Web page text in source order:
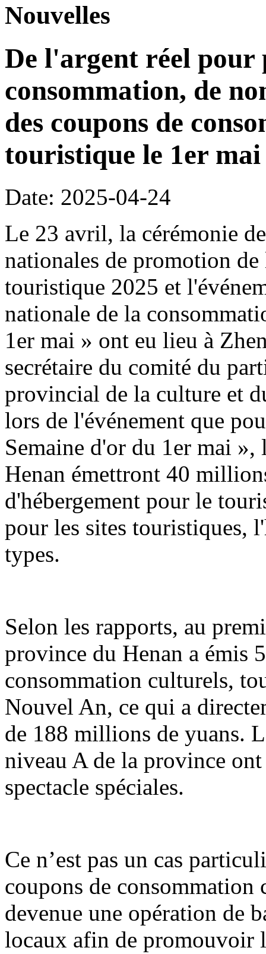
Nouvelles
De l'argent réel
consommation, de
des coupons de
touristique le 1er mai
Date: 2025-04-24
Le 23 avril, la cérémonie
nationales de promotion
touristique 2025 et
nationale de la
1er mai » ont eu lieu à
secrétaire du comité du
provincial de la culture et
lors de l'événement que
Semaine d'or du 1er mai
Henan émettront 40
d'hébergement pour le
pour les sites touristiques,
types.
Selon les rapports, au
province du Henan a émis
consommation culturels,
Nouvel An, ce qui a
de 188 millions de yuans.
niveau A de la province
spectacle spéciales.
Ce n’est pas un cas
coupons de
devenue une opération de
locaux afin de promouvoir